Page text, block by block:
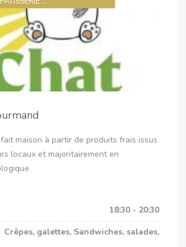
maison à partir de produits frais issus
locaux et majoritairement en
18:30 - 20:30
Crêpes, galettes, Sandwiches, salades,